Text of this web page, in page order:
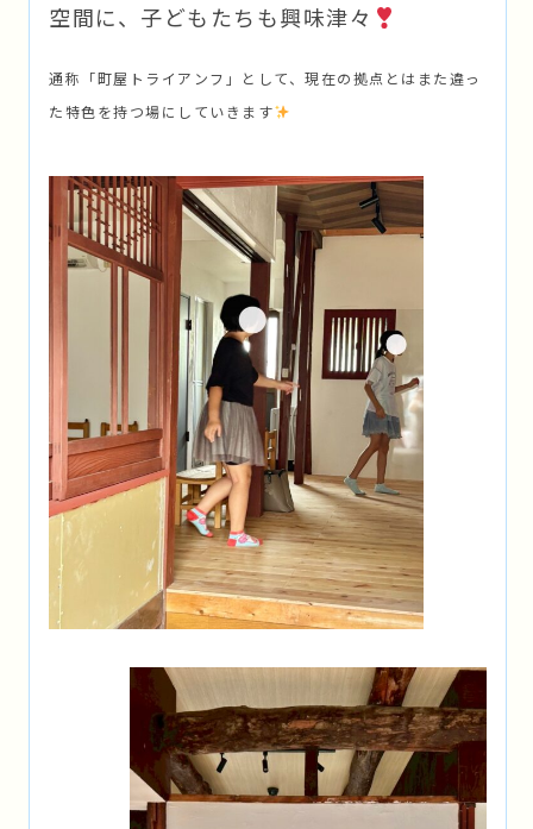
空間に、子どもたちも興味津々
通称「町屋トライアンフ」として、現在の拠点とはまた違っ
た特色を持つ場にしていきます